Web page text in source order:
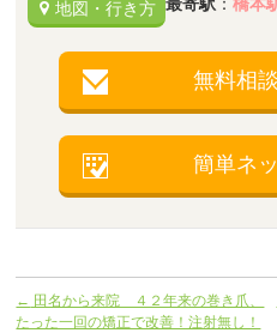
地図・行き方
無料相
簡単ネ
← 田名から来院 ４２年来の巻き爪、
たった一回の矯正で改善！注射無し！